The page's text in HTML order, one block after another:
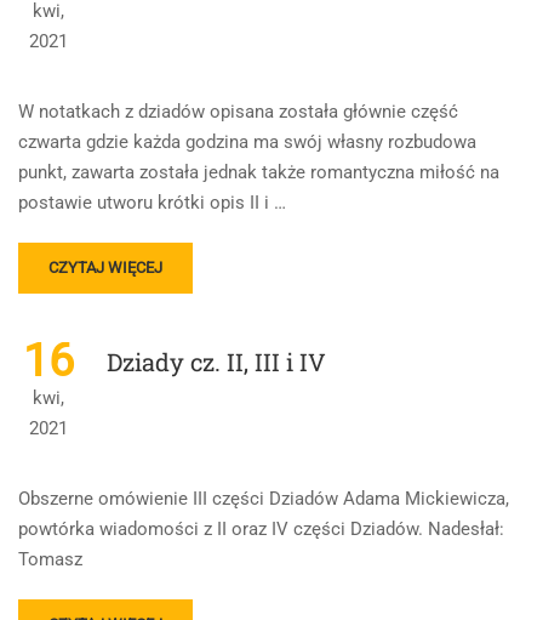
kwi,
2021
W notatkach z dziadów opisana została głównie część
czwarta gdzie każda godzina ma swój własny rozbudowa
punkt, zawarta została jednak także romantyczna miłość na
postawie utworu krótki opis II i …
READ
MORE
DZIADY
CZYTAJ WIĘCEJ
16
kwi,
2021
Dziady cz. II, III i IV
Obszerne omówienie III części Dziadów Adama Mickiewicza,
powtórka wiadomości z II oraz IV części Dziadów. Nadesłał:
Tomasz